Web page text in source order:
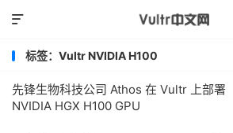

标签：Vultr NVIDIA H100
先锋生物科技公司 Athos 在 Vultr 上部署
NVIDIA HGX H100 GPU